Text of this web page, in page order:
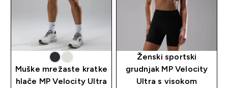
Muške mrežaste kratke
hlače MP Velocity Ultra
Ženski sportski
grudnjak MP Velocity
Ultra s visokom